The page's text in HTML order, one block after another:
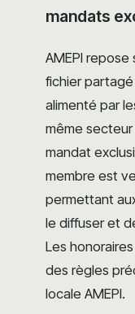
mandats
AMEPI repose
fichier
alimenté par
même
mandat
membre est
permettant
le diffuser et
Les
des règles
locale AMEPI.